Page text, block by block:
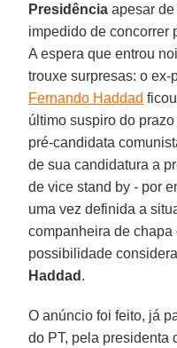
Presidência apesar
impedido de concorrer
A espera que entrou
trouxe surpresas: o
Fernando Haddad
último suspiro do
pré-candidata
de sua candidatura a
de vice stand by - por
uma vez definida a
companheira de
possibilidade
Haddad .
O anúncio foi feito, já
do PT, pela presidenta